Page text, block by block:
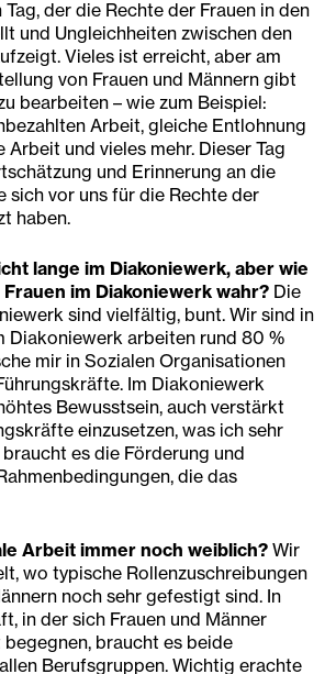
der die Rechte der Frauen in den
und Ungleichheiten zwischen den
Vieles ist erreicht, aber am
von Frauen und Männern gibt
bearbeiten – wie zum Beispiel:
Arbeit, gleiche Entlohnung
und vieles mehr. Dieser Tag
und Erinnerung an die
sich vor uns für die Rechte der
haben.
ht lange im Diakoniewerk, aber wie
im Diakoniewerk wahr? Die
sind vielfältig, bunt. Wir sind in
Diakoniewerk arbeiten rund 80 %
mir in Sozialen Organisationen
Im Diakoniewerk
Bewusstsein, auch verstärkt
einzusetzen, was ich sehr
es die Förderung und
die das
Arbeit immer noch weiblich? Wir
wo typische Rollenzuschreibungen
noch sehr gefestigt sind. In
in der sich Frauen und Männer
braucht es beide
Berufsgruppen. Wichtig erachte